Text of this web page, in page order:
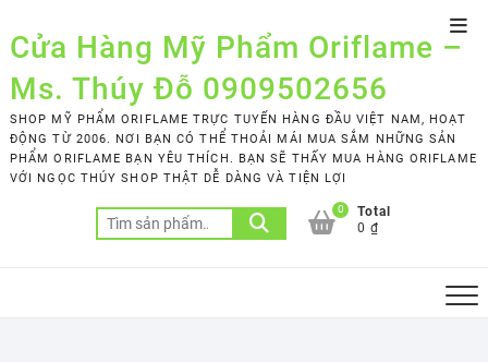
to
content
Cửa Hàng Mỹ Phẩm Oriflame –
Ms. Thúy Đỗ 0909502656
SHOP MỸ PHẨM ORIFLAME TRỰC TUYẾN HÀNG ĐẦU VIỆT NAM, HOẠT
ĐỘNG TỪ 2006. NƠI BẠN CÓ THỂ THOẢI MÁI MUA SẮM NHỮNG SẢN
PHẨM ORIFLAME BẠN YÊU THÍCH. BẠN SẼ THẤY MUA HÀNG ORIFLAME
VỚI NGỌC THÚY SHOP THẬT DỄ DÀNG VÀ TIỆN LỢI
Tìm
kiếm:
0
Total
0 ₫